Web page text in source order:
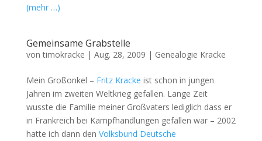
(mehr …)
Gemeinsame Grabstelle
vontimokracke | Aug. 28, 2009 | Genealogie Kracke
Mein Großonkel – Fritz Kracke ist schon in jungen
Jahren im zweiten Weltkrieg gefallen. Lange Zeit
wusste die Familie meiner Großvaters lediglich dass er
in Frankreich bei Kampfhandlungen gefallen war – 2002
hatte ich dann den Volksbund Deutsche